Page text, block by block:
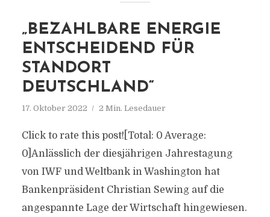
„BEZAHLBARE ENERGIE
ENTSCHEIDEND FÜR
STANDORT
DEUTSCHLAND“
17. Oktober 2022 2 Min. Lesedauer
Click to rate this post![Total: 0 Average:
0]Anlässlich der diesjährigen Jahrestagung
von IWF und Weltbank in Washington hat
Bankenpräsident Christian Sewing auf die
angespannte Lage der Wirtschaft hingewiesen.